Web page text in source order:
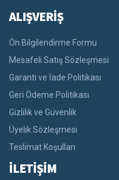
ALIŞVERİŞ
Ön Bilgilendirme Formu
Mesafeli Satış Sözleşmesi
Garanti ve İade Politikası
Geri Ödeme Politikası
Gizlilik ve Güvenlik
Üyelik Sözleşmesi
Teslimat Koşulları
İLETİŞİM